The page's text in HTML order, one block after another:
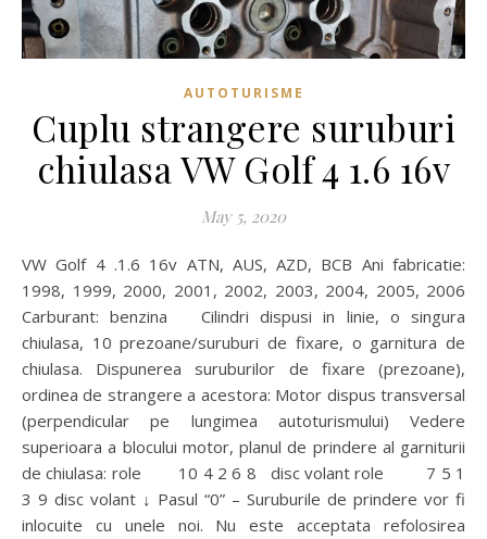
AUTOTURISME
Cuplu strangere suruburi
chiulasa VW Golf 4 1.6 16v
May 5, 2020
VW Golf 4 .1.6 16v ATN, AUS, AZD, BCB Ani fabricatie:
1998, 1999, 2000, 2001, 2002, 2003, 2004, 2005, 2006
Carburant: benzina Cilindri dispusi in linie, o singura
chiulasa, 10 prezoane/suruburi de fixare, o garnitura de
chiulasa. Dispunerea suruburilor de fixare (prezoane),
ordinea de strangere a acestora: Motor dispus transversal
(perpendicular pe lungimea autoturismului) Vedere
superioara a blocului motor, planul de prindere al garniturii
de chiulasa: role 10 4 2 6 8 disc volant role 7 5 1
3 9 disc volant ↓ Pasul “0” – Suruburile de prindere vor fi
inlocuite cu unele noi. Nu este acceptata refolosirea